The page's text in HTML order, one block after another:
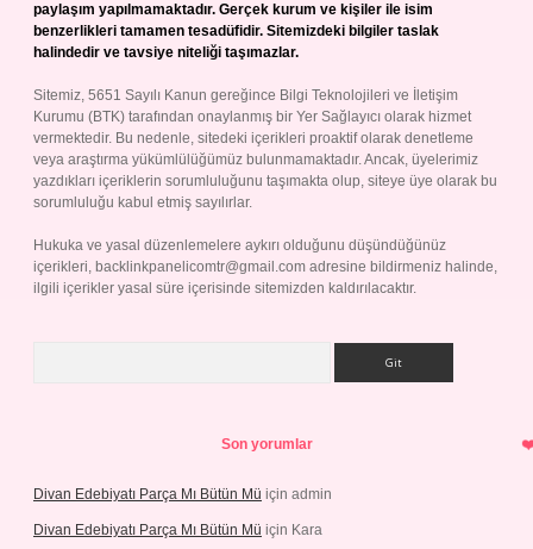
paylaşım yapılmamaktadır. Gerçek kurum ve kişiler ile isim
benzerlikleri tamamen tesadüfidir. Sitemizdeki bilgiler taslak
halindedir ve tavsiye niteliği taşımazlar.
Sitemiz, 5651 Sayılı Kanun gereğince Bilgi Teknolojileri ve İletişim
Kurumu (BTK) tarafından onaylanmış bir Yer Sağlayıcı olarak hizmet
vermektedir. Bu nedenle, sitedeki içerikleri proaktif olarak denetleme
veya araştırma yükümlülüğümüz bulunmamaktadır. Ancak, üyelerimiz
yazdıkları içeriklerin sorumluluğunu taşımakta olup, siteye üye olarak bu
sorumluluğu kabul etmiş sayılırlar.
Hukuka ve yasal düzenlemelere aykırı olduğunu düşündüğünüz
içerikleri, backlinkpanelicomtr@gmail.com adresine bildirmeniz halinde,
ilgili içerikler yasal süre içerisinde sitemizden kaldırılacaktır.
Son yorumlar
Divan Edebiyatı Parça Mı Bütün Mü için admin
Divan Edebiyatı Parça Mı Bütün Mü için Kara